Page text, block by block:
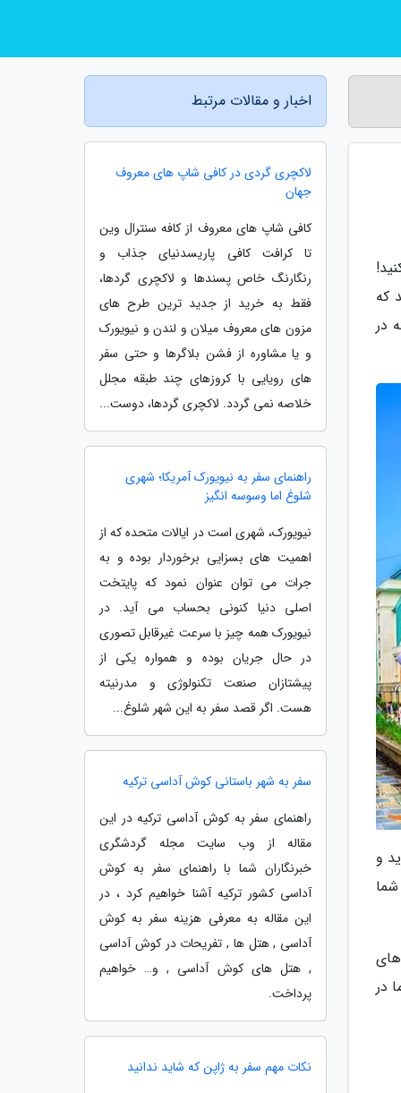
که
در
و
در
اخبار و مقالات مرتبط
لاکچری گردی در کافی شاپ های معروف
جهان
کافی شاپ های معروف از کافه سنترال وین
تا کرافت کافی پاریسدنیای جذاب و
رنگارنگ خاص پسندها و لاکچری گردها،
فقط به خرید از جدید ترین طرح های
مزون های معروف میلان و لندن و نیویورک
و یا مشاوره از فشن بلاگرها و حتی سفر
های رویایی با کروزهای چند طبقه مجلل
خلاصه نمی گردد. لاکچری گردها، دوست...
راهنمای سفر به نیویورک آمریکا؛ شهری
شلوغ اما وسوسه انگیز
نیویورک، شهری است در ایالات متحده که از
اهمیت های بسزایی برخوردار بوده و به
جرات می توان عنوان نمود که پایتخت
اصلی دنیا کنونی بحساب می آید. در
نیویورک همه چیز با سرعت غیرقابل تصوری
در حال جریان بوده و همواره یکی از
پیشتازان صنعت تکنولوژی و مدرنیته
هست. اگر قصد سفر به این شهر شلوغ...
سفر به شهر باستانی کوش آداسی ترکیه
راهنمای سفر به کوش آداسی ترکیه در این
مقاله از وب سایت مجله گردشگری
خبرنگاران شما با راهنمای سفر به کوش
آداسی کشور ترکیه آشنا خواهیم کرد ، در
این مقاله به معرفی هزینه سفر به کوش
آداسی , هتل ها , تفریحات در کوش آداسی
, هتل های کوش آداسی , و… خواهیم
پرداخت.
نکات مهم سفر به ژاپن که شاید ندانید